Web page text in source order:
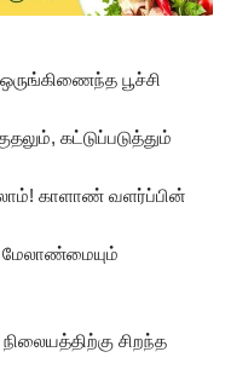
ஒருங்கிணைந்த பூச்சி
கட்டுப்படுத்தும்
காளாண் வளர்ப்பின்
மேலாண்மையும்
சிறந்த